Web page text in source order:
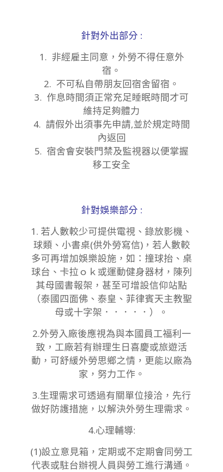
針對外出部分 :
1. 非經雇主同意，外勞不得任意外
宿。
2. 不可私自帶朋友回宿舍留宿。
3. 作息時間須正常充足睡眠時間才可
維持足夠體力
4. 請假外出須事先申請,並於規定時間
內返回
5. 宿舍會安裝門禁及監視器以便掌握
移工安全
針對娛樂部分 :
1. 若人數較少可提供電視、錄放影機、
球類、小書桌(供外勞寫信)，若人數較
多可再增加娛樂設施，如：撞球抬、桌
球台、卡拉ｏｋ或運動健身器材，陳列
其母國書報架，甚至可增設信仰站點
（泰國四面佛、泰皇、菲律賓天主教聖
母或十字架．．．．．）。
2.外勞入廠後應視為與本國員工福利一
致，工廠若有辦理生日喜慶或旅遊活
動，可舒緩外勞思鄉之情，更能以廠為
家，努力工作。
3.生理需求可透過有關單位接洽，先行
做好防護措施，以解決外勞生理需求。
4.心理輔導:
(1)設立意見箱，定期或不定期會同勞工
代表或駐台辦視人員與勞工進行溝通。